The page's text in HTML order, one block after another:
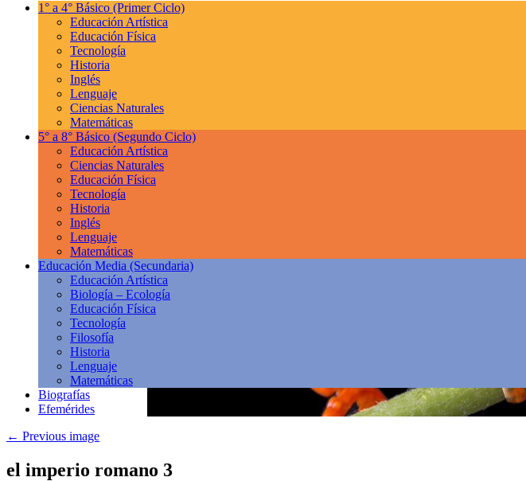
1° a 4° Básico (Primer Ciclo)
Educación Artística
Educación Física
Tecnología
Historia
Inglés
Lenguaje
Ciencias Naturales
Matemáticas
5° a 8° Básico (Segundo Ciclo)
Educación Artística
Ciencias Naturales
Educación Física
Tecnología
Historia
Inglés
Lenguaje
Matemáticas
Educación Media (Secundaria)
Educación Artística
Biología – Ecología
Educación Física
Tecnología
Filosofía
Historia
Lenguaje
Matemáticas
Biografías
Efemérides
← Previous image
el imperio romano 3